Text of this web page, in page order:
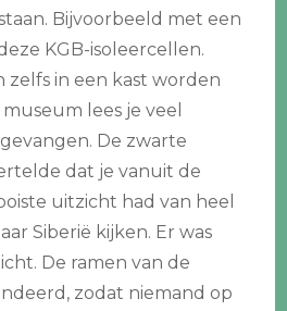
Bijvoorbeeld met een
KGB-isoleercellen.
zelfs in een kast worden
lees je veel
De zwarte
dat je vanuit de
uitzicht had van heel
Siberië kijken. Er was
De ramen van de
zodat niemand op